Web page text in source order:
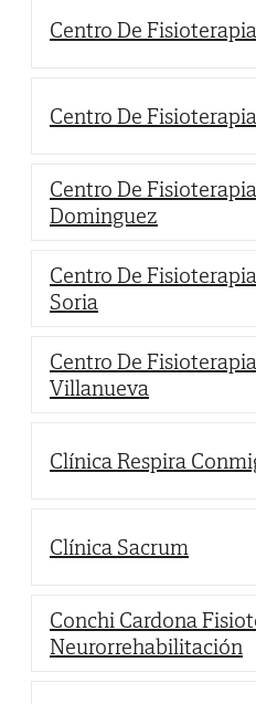
Centro De
Centro De
Centro De
Dominguez
Centro De
Soria
Centro De
Villanueva
Clínica Respira
Clínica Sacrum
Conchi Cardona
Neurorrehabilitación